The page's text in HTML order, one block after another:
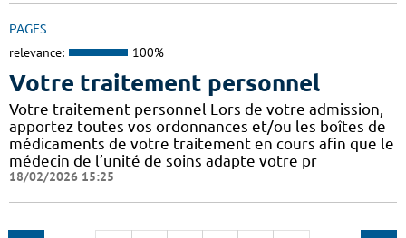
PAGES
relevance: 100%
Votre traitement personnel
Votre traitement personnel Lors de votre admission,
apportez toutes vos ordonnances et/ou les boîtes de
médicaments de votre traitement en cours afin que le
médecin de l’unité de soins adapte votre pr
18/02/2026 15:25